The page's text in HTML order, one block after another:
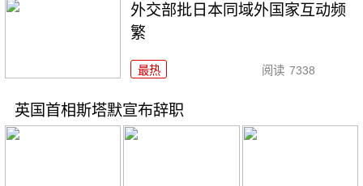
外交部批日本同域外国家互动频
繁
最热 阅读 7338
英国首相斯塔默宣布辞职